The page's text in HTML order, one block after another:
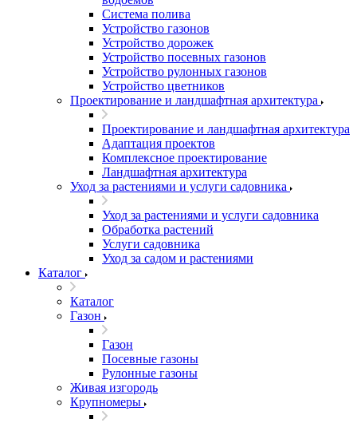
Система полива
Устройство газонов
Устройство дорожек
Устройство посевных газонов
Устройство рулонных газонов
Устройство цветников
Проектирование и ландшафтная архитектура
Проектирование и ландшафтная архитектура
Адаптация проектов
Комплексное проектирование
Ландшафтная архитектура
Уход за растениями и услуги садовника
Уход за растениями и услуги садовника
Обработка растений
Услуги садовника
Уход за садом и растениями
Каталог
Каталог
Газон
Газон
Посевные газоны
Рулонные газоны
Живая изгородь
Крупномеры